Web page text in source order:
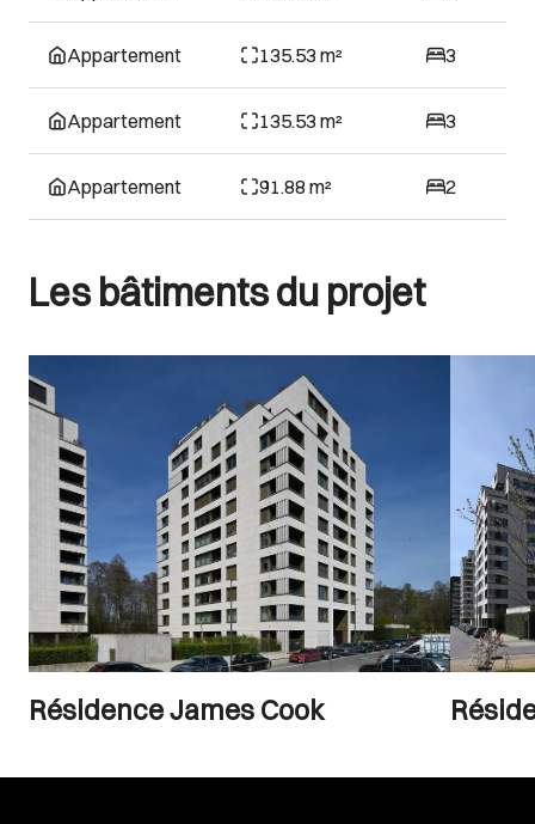
Appartement 135.53 m² 3
Appartement 135.53 m² 3
Appartement 91.88 m² 2
Les bâtiments du projet
Résidence James Cook